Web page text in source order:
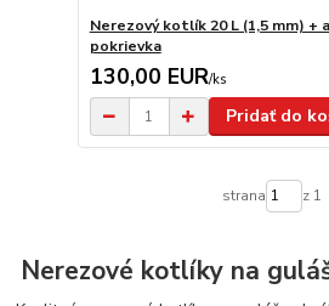
Nerezový kotlík 20 L (1,5 mm) +
pokrievka
130,00 EUR/ks
Pridať do
strana z 1
Nerezové kotlíky na